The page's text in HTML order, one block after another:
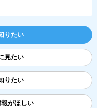
りたい
見たい
りたい
がほしい